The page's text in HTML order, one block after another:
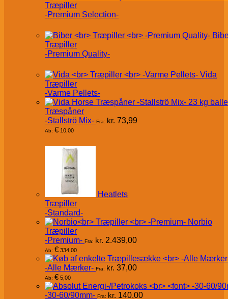
Træpiller
-Premium Selection-
Træpiller
-Premium Quality-
Vida
Træpiller
-Varme Pellets-
Træspåner
-Stallströ Mix- Fra: kr. 73,99
Ab: € 10,00
Heatlets
Træpiller
-Standard-
Norbio
Træpiller
-Premium- Fra: kr. 2.439,00
Ab: € 334,00
-Alle Mærker- Fra: kr. 37,00
Ab: € 5,00
-30-60/90mm- Fra: kr. 140,00